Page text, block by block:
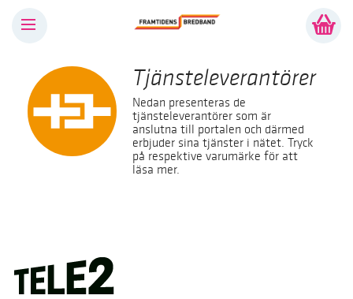
Tjänsteleverantörer
Nedan presenteras de
tjänsteleverantörer som är
anslutna till portalen och därmed
erbjuder sina tjänster i nätet. Tryck
på respektive varumärke för att
läsa mer.